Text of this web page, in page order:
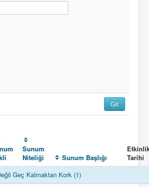
Sunum
Niteliği
Sunum Başlığı
Tarihi
Geç Kalmaktan Kork (1)